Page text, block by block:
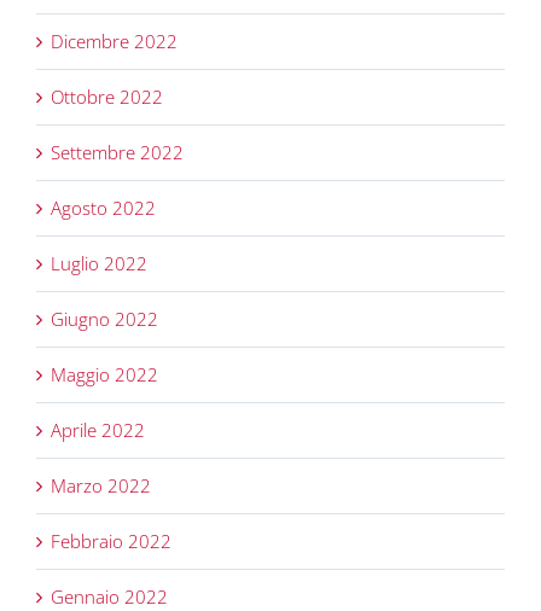
Dicembre 2022
Ottobre 2022
Settembre 2022
Agosto 2022
Luglio 2022
Giugno 2022
Maggio 2022
Aprile 2022
Marzo 2022
Febbraio 2022
Gennaio 2022